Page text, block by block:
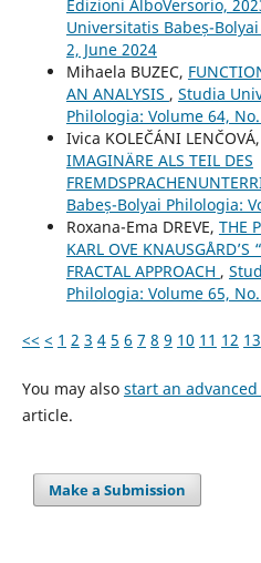
Edizioni AlboVersorio,
Universitatis Babeș-
2, June 2024
Mihaela BUZEC,
AN ANALYSIS , Studia
Philologia: Volume 64,
Ivica KOLEČÁNI
IMAGINÄRE ALS TEIL DES
Babeș-Bolyai Philologia:
Roxana-Ema DREVE, THE
KARL OVE
FRACTAL APPROACH ,
Philologia: Volume 65,
<< < 1 2 3 4 5 6 7 8 9 10 11 12 13
You may also start an
article.
Make a Submission